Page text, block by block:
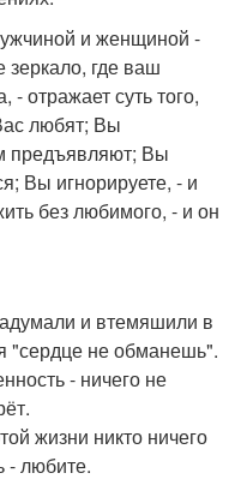
и женщиной -
зеркало, где ваш
отражает суть того,
любят; Вы
предъявляют; Вы
Вы игнорируете, - и
без любимого, - и он
и втемяшили в
"сердце не обманешь".
- ничего не
жизни никто ничего
- любите.